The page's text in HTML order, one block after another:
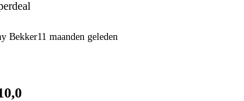
Bekker11 maanden geleden